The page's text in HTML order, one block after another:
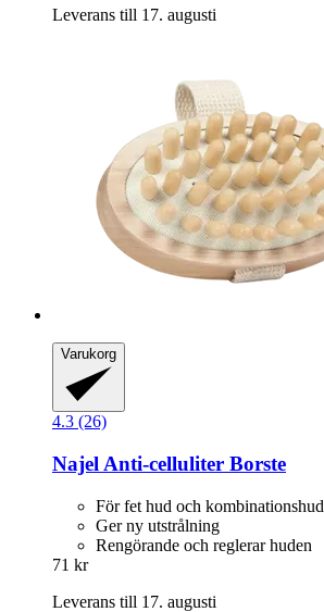
Leverans till 17. augusti
Varukorg
4.3 (26)
Najel Anti-​celluliter Borste
För fet hud och kombinationshud
Ger ny utstrålning
Rengörande och reglerar huden
71 kr
Leverans till 17. augusti